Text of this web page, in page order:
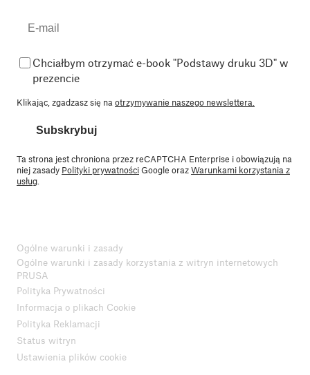
Chciałbym otrzymać e-book "Podstawy druku 3D" w
prezencie
Klikając, zgadzasz się naotrzymywanie naszego newslettera.
Subskrybuj
Ta strona jest chroniona przez reCAPTCHA Enterprise i obowiązują na
niej zasady Polityki prywatnościGoogle orazWarunkami korzystania z
usług.
Ogólne warunki i zasady
Ogólne warunki i zasady korzystania z witryn internetowych
PRUSA
Polityka Prywatności
Informacja o plikach Cookie
Polityka Reklamacji
Status witryn
Ustawienia plików cookie